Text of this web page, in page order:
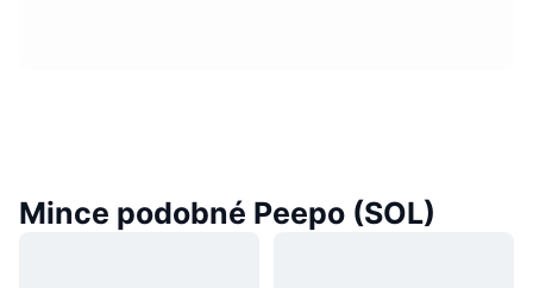
Mince podobné Peepo (SOL)